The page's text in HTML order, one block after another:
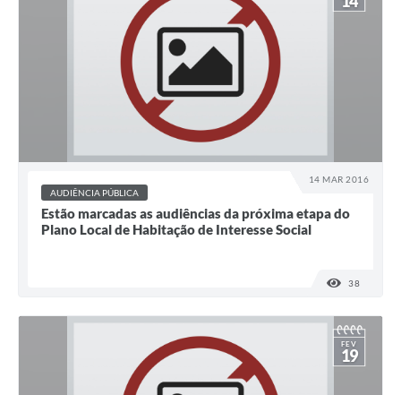
14 MAR 2016
AUDIÊNCIA PÚBLICA
Estão marcadas as audiências da próxima etapa do
Plano Local de Habitação de Interesse Social
38
FEV
19